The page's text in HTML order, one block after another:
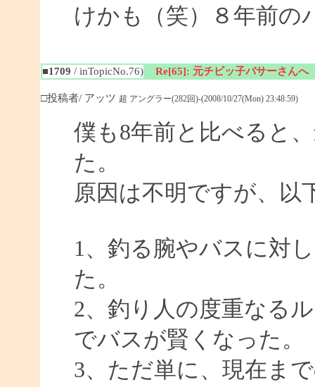
けかも（笑）８年前
■1709 / inTopicNo.76) Re[65]: 元チビッ子バサーさんへ
□投稿者/ アッツ 超 アングラー(282回)-(2008/10/27(Mon) 23:48:59)
僕も8年前と比べると
た。
原因は不明ですが、以
1、釣る腕やバスに対
た。
2、釣り人の度重なる
でバスが賢くなった。
3、ただ単に、現在ま